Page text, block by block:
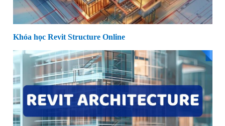
Khóa học Revit Structure Online